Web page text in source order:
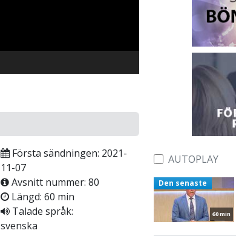
Första sändningen: 2021-
11-07
Avsnitt nummer: 80
Längd: 60 min
Talade språk:
svenska
AUTOPLAY
60 min
Den senaste